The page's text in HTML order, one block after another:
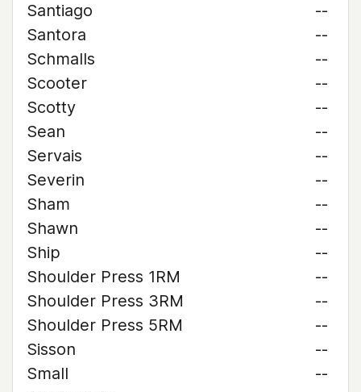
Santiago
--
Santora
--
Schmalls
--
Scooter
--
Scotty
--
Sean
--
Servais
--
Severin
--
Sham
--
Shawn
--
Ship
--
Shoulder Press 1RM
--
Shoulder Press 3RM
--
Shoulder Press 5RM
--
Sisson
--
Small
--